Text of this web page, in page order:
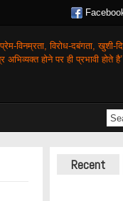
प्रेम-विनम्रता, विरोध-दबंगता,खुशी-
होने पर ही प्रभावी होते है’’
Recent